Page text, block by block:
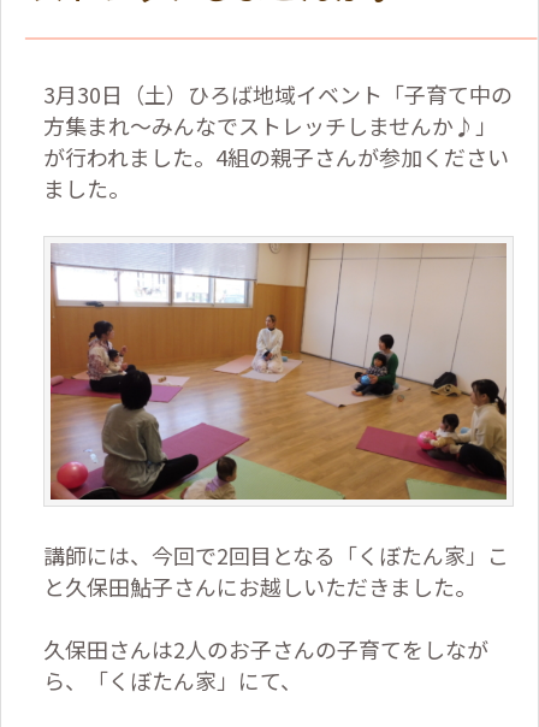
3月30日（土）ひろば地域イベント「子育て中の
方集まれ～みんなでストレッチしませんか♪」
が行われました。4組の親子さんが参加ください
ました。
講師には、今回で2回目となる「くぼたん家」こ
と久保田鮎子さんにお越しいただきました。
久保田さんは2人のお子さんの子育てをしなが
ら、「くぼたん家」にて、